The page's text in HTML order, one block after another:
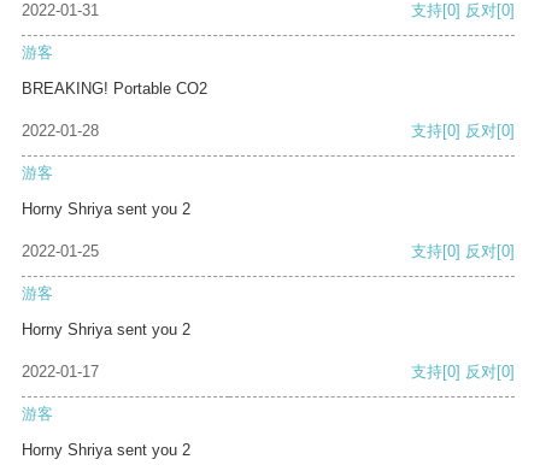
2022-01-31 支持[0] 反对[0]
游客
BREAKING! Portable CO2
2022-01-28 支持[0] 反对[0]
游客
Horny Shriya sent you 2
2022-01-25 支持[0] 反对[0]
游客
Horny Shriya sent you 2
2022-01-17 支持[0] 反对[0]
游客
Horny Shriya sent you 2